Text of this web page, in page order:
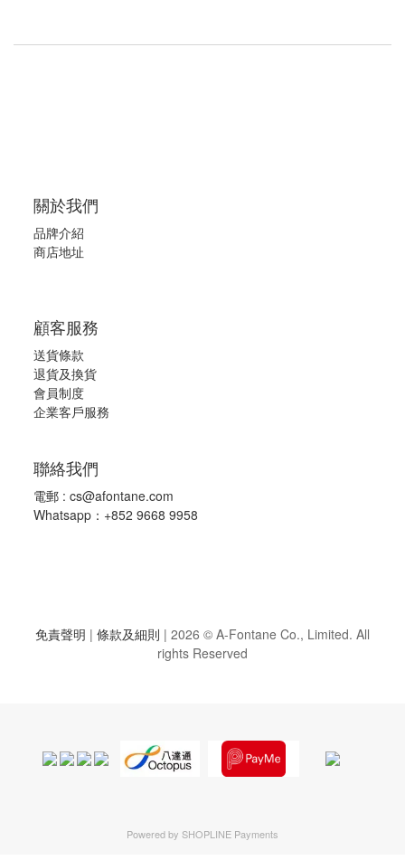
關於我們
品牌介紹
商店地址
顧客服務
送貨條款
退貨及換貨
會員制度
企業客戶服務
聯絡我們
電郵 : cs@afontane.com
Whatsapp：+852 9668 9958
免責聲明 | 條款及細則 | 2026 © A-Fontane Co., Limited. All
rights Reserved
Powered by SHOPLINE Payments